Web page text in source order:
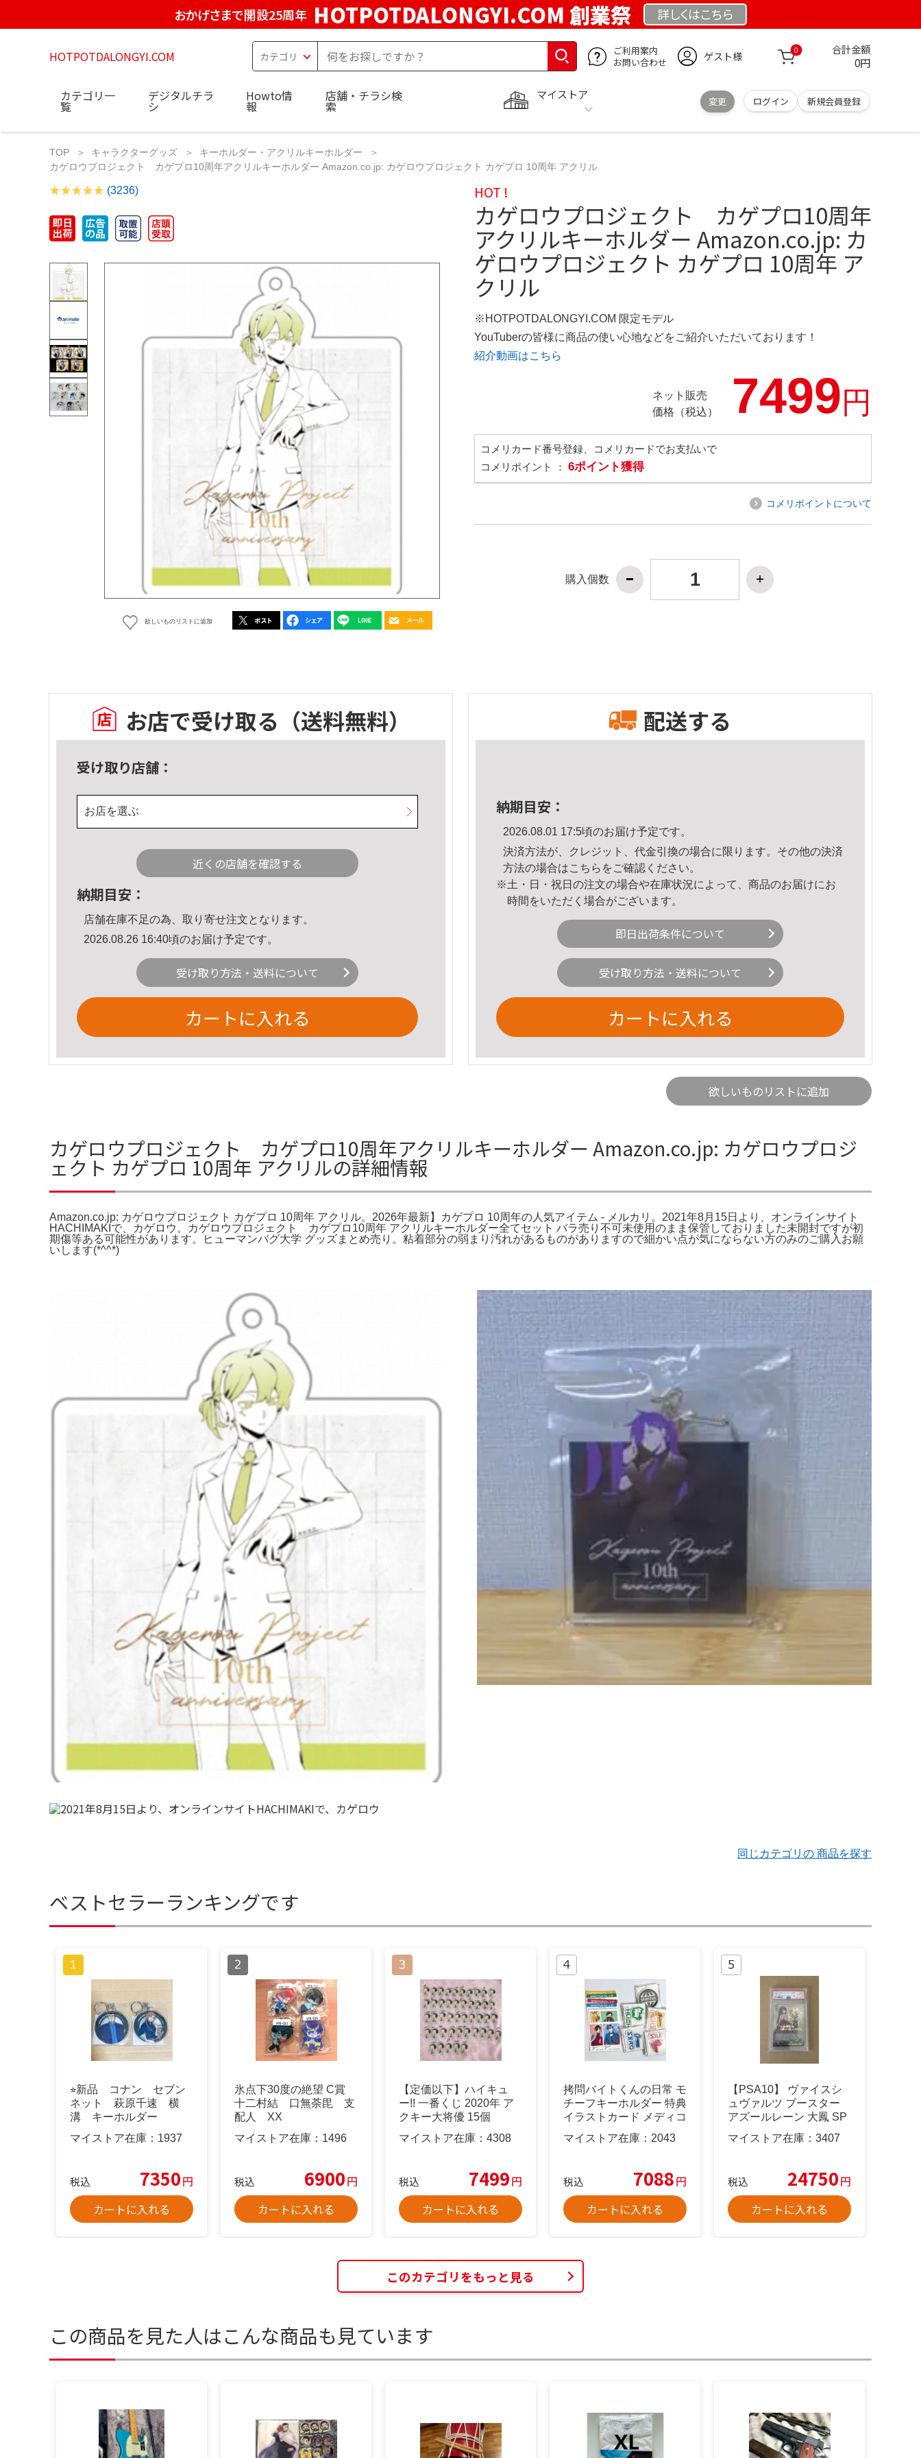
おかげさまで開設25周年 HOTPOTDALONGYI.COM 創業祭 詳しくはこちら
HOTPOTDALONGYI.COM
ご利用案内
お問い合わせ
ゲスト様 0 合計金額
0円
マイストア
変更 ログイン 新規会員登録
カテゴリ一
覧
デジタルチラ
シ
Howto情
報
店舗・チラシ検
索
TOP キャラクターグッズ
キーホルダー・アクリルキーホルダー
カゲロウプロジェクト カゲプロ10周年アクリルキーホルダー Amazon.co.jp: カゲロウプロジェクト カゲプロ 10周年 アクリル
(3236)
欲しいものリストに追加
HOT !
カゲロウプロジェクト カゲプロ10周年
アクリルキーホルダー Amazon.co.jp: カ
ゲロウプロジェクト カゲプロ 10周年 ア
クリル
※HOTPOTDALONGYI.COM 限定モデル
YouTuberの皆様に商品の使い心地などをご紹介いただいております！
紹介動画はこちら
ネット販売
価格（税込）
7499円
コメリカード番号登録、コメリカードでお支払いで
コメリポイント ： 6ポイント獲得
コメリポイントについて
購入個数
お店で受け取る （送料無料）
受け取り店舗：
お店を選ぶ
近くの店舗を確認する
納期目安：
店舗在庫不足の為、取り寄せ注文となります。
2026.08.26 16:40頃のお届け予定です。
受け取り方法・送料について
カートに入れる
配送する
納期目安：
2026.08.01 17:5頃のお届け予定です。
決済方法が、クレジット、代金引換の場合に限ります。その他の決済
方法の場合はこちら をご確認ください。
※土・日・祝日の注文の場合や在庫状況によって、商品のお届けにお
時間をいただく場合がございます。
即日出荷条件について
受け取り方法・送料について
カートに入れる
欲しいものリストに追加
カゲロウプロジェクト カゲプロ10周年アクリルキーホルダー Amazon.co.jp: カゲロウプロジ
ェクト カゲプロ 10周年 アクリルの詳細情報
Amazon.co.jp: カゲロウプロジェクト カゲプロ 10周年 アクリル。2026年最新】カゲプロ 10周年の人気アイテム - メルカリ。2021年8月15日より、オンラインサイト
HACHIMAKIで、カゲロウ。カゲロウプロジェクト カゲプロ10周年 アクリルキーホルダー全てセット バラ売り不可未使用のまま保管しておりました未開封ですが初
期傷等ある可能性があります。ヒューマンバグ大学 グッズまとめ売り。粘着部分の弱まり汚れがあるものがありますので細かい点が気にならない方のみのご購入お願
いします(*^^*)
同じカテゴリの 商品を探す
ベストセラーランキングです
⭐︎新品 コナン セブン
ネット 萩原千速 横
溝 キーホルダー
マイストア在庫： 1937
税込 7350円
カートに入れる
氷点下30度の絶望 C賞
十二村結 口無荼毘 支
配人 XX
マイストア在庫： 1496
税込 6900円
カートに入れる
【定価以下】ハイキュ
ー!! 一番くじ 2020年 ア
クキー大将優 15個
マイストア在庫： 4308
税込 7499円
カートに入れる
拷問バイトくんの日常 モ
チーフキーホルダー 特典
イラストカード メディコ
マイストア在庫： 2043
税込 7088円
カートに入れる
【PSA10】 ヴァイスシ
ュヴァルツ ブースター
アズールレーン 大鳳 SP
マイストア在庫： 3407
税込 24750円
カートに入れる
このカテゴリをもっと見る
この商品を見た人はこんな商品も見ています